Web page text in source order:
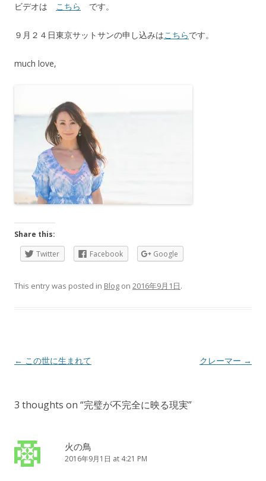
ビデオは こちら です。
９月２４日東京サットサンの申し込みはこちらです。
much love,
Share this:
Twitter
Facebook Google
This entry was posted in Blog on 2016年9月1日.
Post
← この世に生まれて クレーマー →
3 thoughts on “完璧が不完全に映る現実”
火の鳥
2016年9月1日 at 4:21 PM